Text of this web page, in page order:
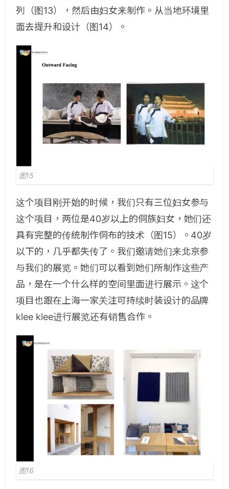
列（图13），然后由妇女来制作。从当地环境里
面去提升和设计（图14）。
图15
这个项目刚开始的时候，我们只有三位妇女参与
这个项目，两位是40岁以上的侗族妇女，她们还
具有完整的传统制作侗布的技术（图15）。40岁
以下的，几乎都失传了。我们邀请她们来北京参
与我们的展览。她们可以看到她们所制作这些产
品，是在一个什么样的空间里面进行展示。这个
项目也跟在上海一家关注可持续时装设计的品牌
klee klee进行展览还有销售合作。
图16